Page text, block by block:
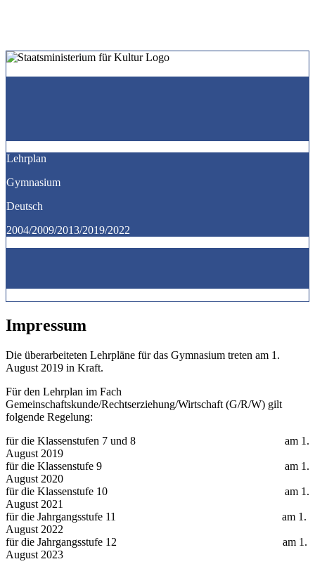
Lehrplan
Gymnasium
Deutsch
2004/2009/2013/2019/2022
Impressum
Die überarbeiteten Lehrpläne für das Gymnasium treten am 1.
August 2019 in Kraft.
Für den Lehrplan im Fach
Gemeinschaftskunde/Rechtserziehung/Wirtschaft (G/R/W) gilt
folgende Regelung:
für die Klassenstufen 7 und 8 am 1.
August 2019
für die Klassenstufe 9 am 1.
August 2020
für die Klassenstufe 10 am 1.
August 2021
für die Jahrgangsstufe 11 am 1.
August 2022
für die Jahrgangsstufe 12 am 1.
August 2023